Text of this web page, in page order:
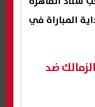
المباراة في
ضد